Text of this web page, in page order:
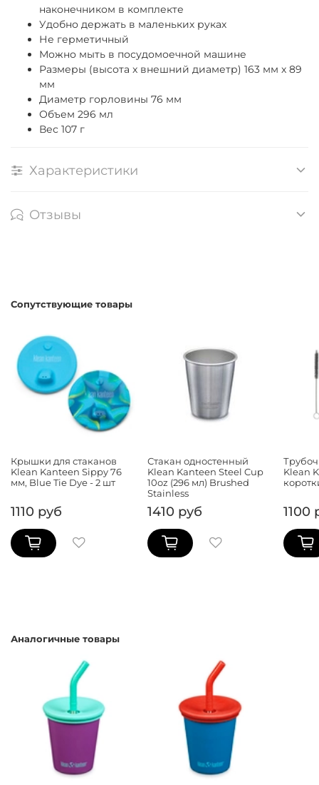
наконечником в комплекте
Удобно держать в маленьких руках
Не герметичный
Можно мыть в посудомоечной машине
Размеры (высота x внешний диаметр) 163 мм x 89
мм
Диаметр горловины 76 мм
Объем 296 мл
Вес 107 г
Характеристики
Отзывы
Сопутствующие товары
Крышки для стаканов
Klean Kanteen Sippy 76
мм, Blue Tie Dye - 2 шт
1110 руб
Стакан одностенный
Klean Kanteen Steel Cup
10oz (296 мл) Brushed
Stainless
1410 руб
Klean
1100
Аналогичные товары